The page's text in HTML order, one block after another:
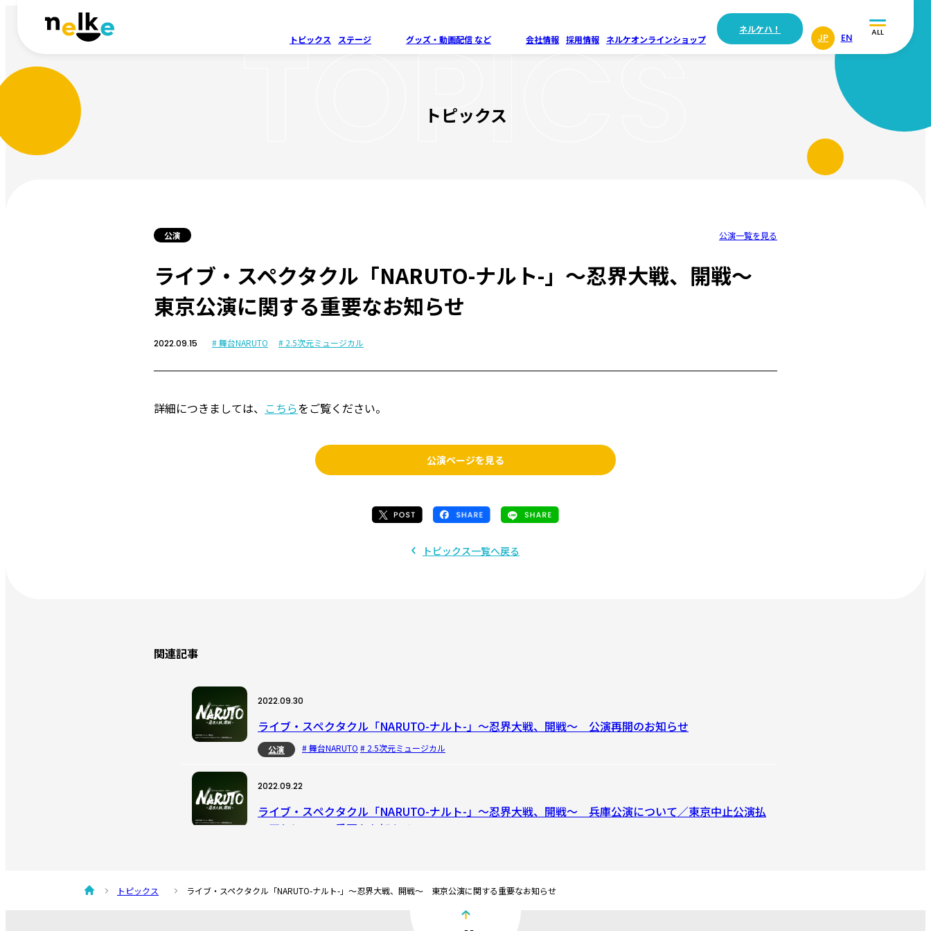
ネルケハ！
トピックス
ステージ グッズ・ 動画配信 など 会社情報 採用情報 ネルケオンラインショップ JP EN ALL
TOPICS
トピックス
公演 公演一覧を見る
ライブ・スペクタクル「NARUTO-ナルト-」～忍界大戦、開戦～
東京公演に関する重要なお知らせ
2022.09.15 # 舞台NARUTO # 2.5次元ミュージカル
詳細につきましては、 こちらをご覧ください。
公演ページを見る
トピックス一覧へ戻る
関連記事
2022.09.30
ライブ・スペクタクル「NARUTO-ナルト-」～忍界大戦、開戦～ 公演再開のお知らせ
公演 # 舞台NARUTO # 2.5次元ミュージカル
2022.09.22
ライブ・スペクタクル「NARUTO-ナルト-」～忍界大戦、開戦～ 兵庫公演について／東京中止公演払
い戻しについて重要なお知らせ
2022.09.09
ライブ・スペクタクル「NARUTO-ナルト-」～忍界大戦、開戦～ 公演グッズ販売情報
トピックス ライブ・スペクタクル「NARUTO-ナルト-」～忍界大戦、開戦～ 東京公演に関する重要なお知らせ